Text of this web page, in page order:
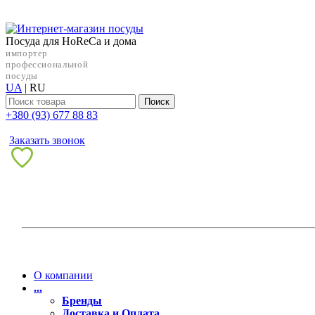
Посуда для HoReCa и дома
импортер
профессиональной
посуды
UA | RU
Поиск
+38‎0 (93) 677 88 83
Заказать звонок
О компании
...
Бренды